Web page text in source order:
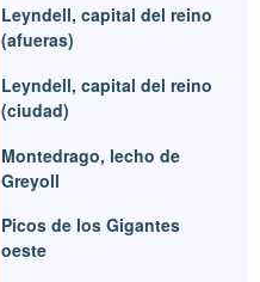
Leyndell, capital del reino
(afueras)
Leyndell, capital del reino
(ciudad)
Montedrago, lecho de
Greyoll
Picos de los Gigantes
oeste